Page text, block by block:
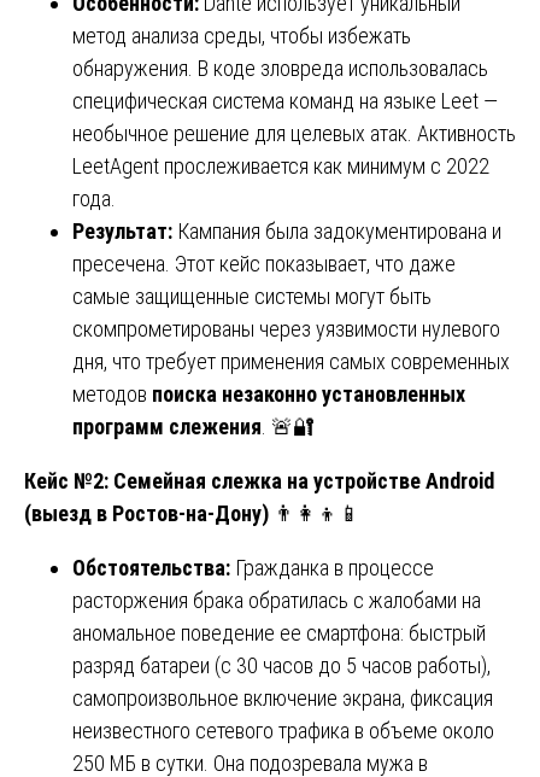
метод анализа среды, чтобы избежать
обнаружения. В коде зловреда использовалась
специфическая система команд на языке Leet —
необычное решение для целевых атак. Активность
LeetAgent прослеживается как минимум с 2022
года.
Результат: Кампания была задокументирована и
пресечена. Этот кейс показывает, что даже
самые защищенные системы могут быть
скомпрометированы через уязвимости нулевого
дня, что требует применения самых современных
методов поиска незаконно установленных
программ слежения . 🚨🔐
Кейс №2: Семейная слежка на устройстве Android
(выезд в Ростов-на-Дону) 👨👩👦📱
Обстоятельства: Гражданка в процессе
расторжения брака обратилась с жалобами на
аномальное поведение ее смартфона: быстрый
разряд батареи (с 30 часов до 5 часов работы),
самопроизвольное включение экрана, фиксация
неизвестного сетевого трафика в объеме около
250 МБ в сутки. Она подозревала мужа в